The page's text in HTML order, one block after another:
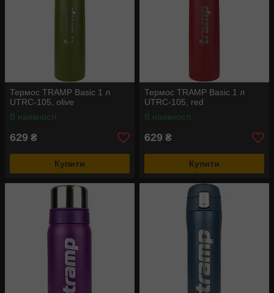
Термос TRAMP Basic 1 л
UTRC-105, olive
В наявності
629 ₴
Купити
Термос TRAMP Basic 1 л
UTRC-105, red
В наявності
629 ₴
Купити